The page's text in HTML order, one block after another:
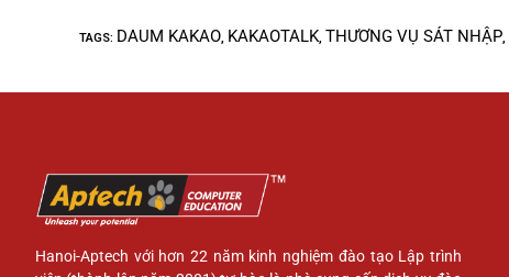
TAGS: DAUM KAKAO, KAKAOTALK, THƯƠNG VỤ SÁT NHẬP,
Hanoi-Aptech với hơn 22 năm kinh nghiệm đào tạo Lập trình